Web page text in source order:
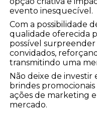
evento inesquecível.
Com a possibilidade
qualidade oferecida
possível
convidados,
transmitindo uma
Não deixe de investir
brindes
ações de marketing
mercado.